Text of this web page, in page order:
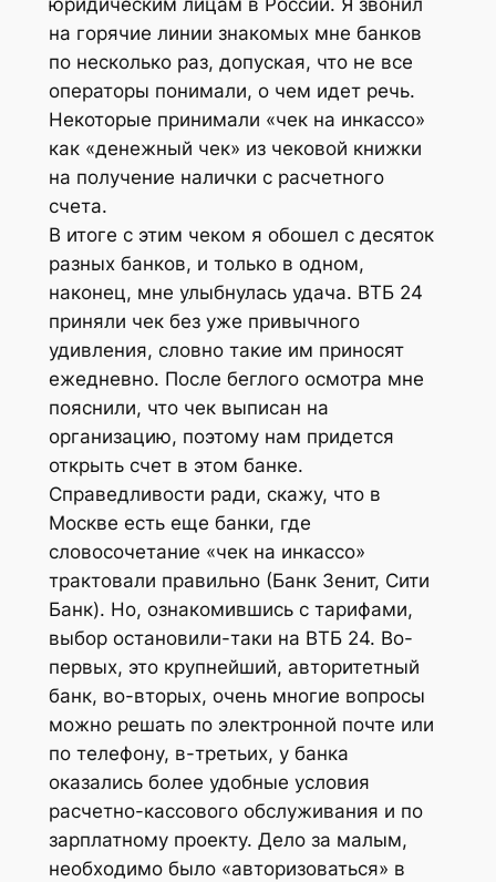
юридическим лицам в России. Я звонил
на горячие линии знакомых мне банков
по несколько раз, допуская, что не все
операторы понимали, о чем идет речь.
Некоторые принимали «чек на инкассо»
как «денежный чек» из чековой книжки
на получение налички с расчетного
счета.
В итоге с этим чеком я обошел с десяток
разных банков, и только в одном,
наконец, мне улыбнулась удача. ВТБ 24
приняли чек без уже привычного
удивления, словно такие им приносят
ежедневно. После беглого осмотра мне
пояснили, что чек выписан на
организацию, поэтому нам придется
открыть счет в этом банке.
Справедливости ради, скажу, что в
Москве есть еще банки, где
словосочетание «чек на инкассо»
трактовали правильно (Банк Зенит, Сити
Банк). Но, ознакомившись с тарифами,
выбор остановили-таки на ВТБ 24. Во-
первых, это крупнейший, авторитетный
банк, во-вторых, очень многие вопросы
можно решать по электронной почте или
по телефону, в-третьих, у банка
оказались более удобные условия
расчетно-кассового обслуживания и по
зарплатному проекту. Дело за малым,
необходимо было «авторизоваться» в